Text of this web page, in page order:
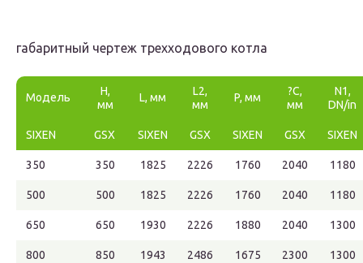
габаритный чертеж трехходового котла
Модель
H,
мм
L, мм
L2,
мм
P, мм
?C,
мм
N1,
DN/in
SIXEN GSX SIXEN GSX SIXEN GSX SIXEN
350 350 1825 2226 1760 2040 1180
500 500 1825 2226 1760 2040 1180
650 650 1930 2226 1880 2040 1300
800 850 1943 2486 1675 2300 1300